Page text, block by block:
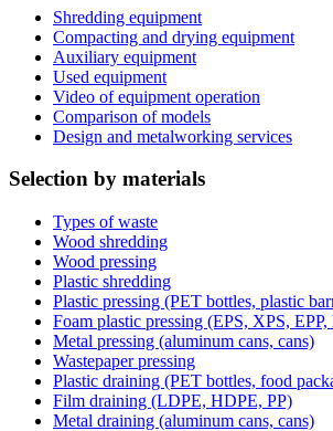
Shredding equipment
Compacting and drying equipment
Auxiliary equipment
Used equipment
Video of equipment operation
Comparison of models
Design and metalworking services
Selection by materials
Types of waste
Wood shredding
Wood pressing
Plastic shredding
Plastic pressing (PET bottles, plastic
Foam plastic pressing (EPS, XPS, EPP,
Metal pressing (aluminum cans, cans)
Wastepaper pressing
Plastic draining (PET bottles, food
Film draining (LDPE, HDPE, PP)
Metal draining (aluminum cans, cans)